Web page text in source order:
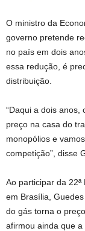
O ministro da
governo pretende
no país em dois
essa redução, é
distribuição.
“Daqui a dois anos,
preço na casa do
monopólios e
competição”, disse
Ao participar da
em Brasília,
do gás torna o
afirmou ainda que